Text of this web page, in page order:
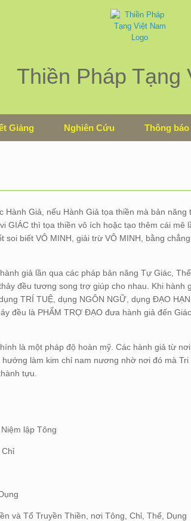
Thiền Pháp Tạng
Giảng Nghiên Cứu Thông báo
Hành Giả, nếu Hành Giả tọa thiền mà bản năng
GIÁC thì tọa thiền vô ích hoặc tạo thêm cái mê
biết VÔ MINH, giải trừ VÔ MINH, bằng chẳng
giả lần qua các pháp bản năng Tự Giác, Thể
đều tương song trợ giúp cho nhau. Khi hành
TRÍ TUỆ, dụng NGÔN NGỮ, dụng ĐẠO
đều là PHẨM TRỢ ĐẠO đưa hành giả đến Giác
là một pháp độ hoàn mỹ. Các hành giả từ nơi
làm kim chỉ nam nương nhờ nơi đó mà Tri
tựu.
lập Tông
và Tổ Truyền Thiền, nơi Tông, Chỉ, Thể, Dụng